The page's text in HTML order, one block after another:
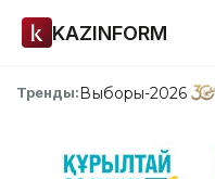
KAZINFORM
Тренды:Выборы-2026